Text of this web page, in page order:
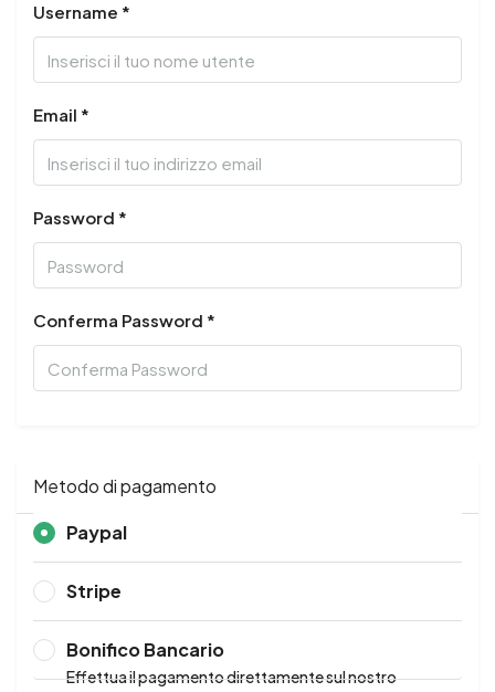
Username *
Email *
Password *
Conferma Password *
Metodo di pagamento
Paypal
Stripe
Bonifico Bancario
Effettua il pagamento direttamente sul nostro